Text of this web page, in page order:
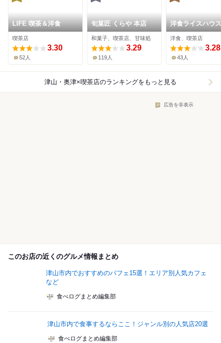
LIFE 喫茶＆洋食
喫茶店
3.30
52人
旬菓匠 くらや 本店
和菓子、喫茶店、甘味処
3.29
119人
洋食ライスハウス
洋食、喫茶店
3.28
43人
津山・奥津×喫茶店のランキングをもっと見る
広告を非表示
このお店の近くのグルメ情報まとめ
津山市内でおすすめのパフェ15選！エリア別人気カフェ
など
食べログまとめ編集部
津山市内で食事するならここ！ジャンル別の人気店20選
食べログまとめ編集部